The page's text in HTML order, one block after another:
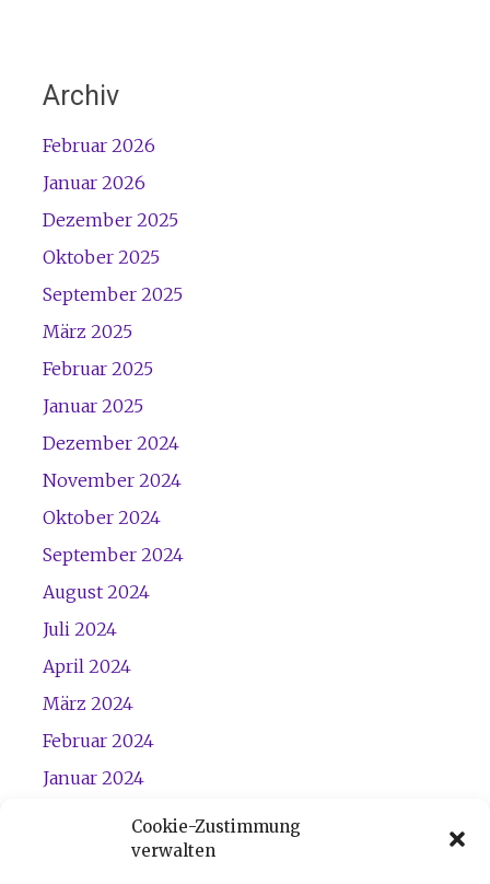
Cookie-Zustimmung
verwalten
Archiv
Februar 2026
Januar 2026
Dezember 2025
Oktober 2025
September 2025
März 2025
Februar 2025
Januar 2025
Dezember 2024
November 2024
Oktober 2024
September 2024
August 2024
Juli 2024
April 2024
März 2024
Februar 2024
Januar 2024
Dezember 2023
November 2023